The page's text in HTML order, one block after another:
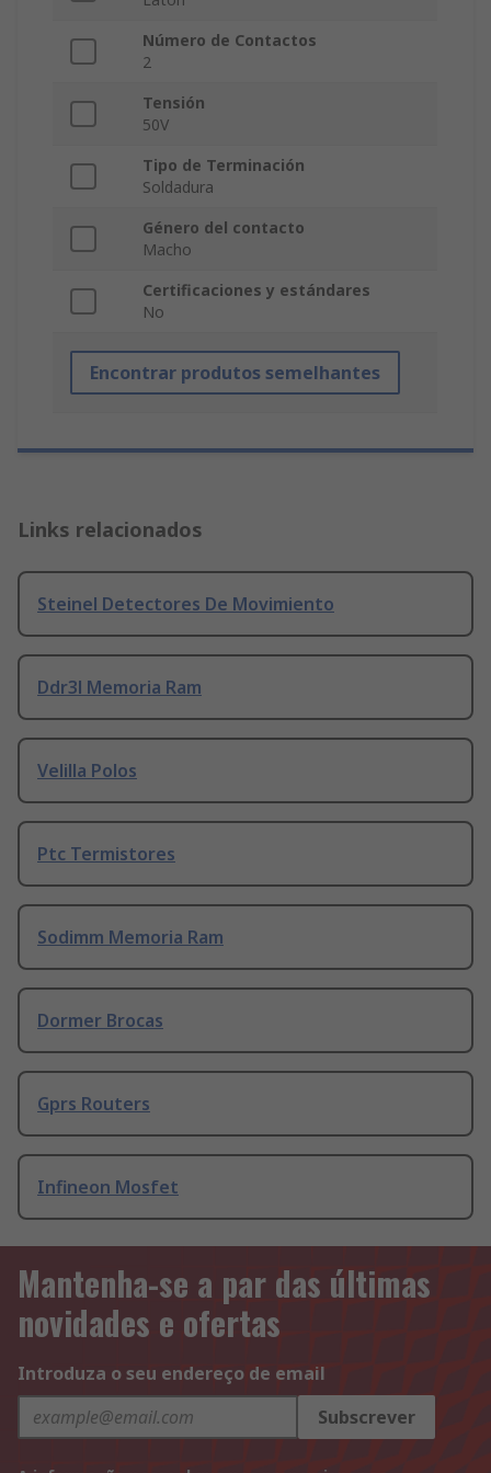
Número de Contactos
2
Tensión
50V
Tipo de Terminación
Soldadura
Género del contacto
Macho
Certificaciones y estándares
No
Encontrar produtos semelhantes
Links relacionados
Steinel Detectores De Movimiento
Ddr3l Memoria Ram
Velilla Polos
Ptc Termistores
Sodimm Memoria Ram
Dormer Brocas
Gprs Routers
Infineon Mosfet
Mantenha-se a par das últimas
novidades e ofertas
Introduza o seu endereço de email
Subscrever